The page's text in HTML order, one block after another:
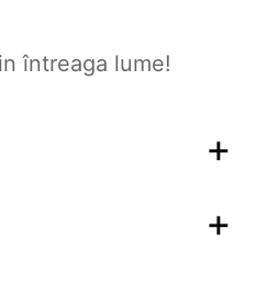
întreaga lume!